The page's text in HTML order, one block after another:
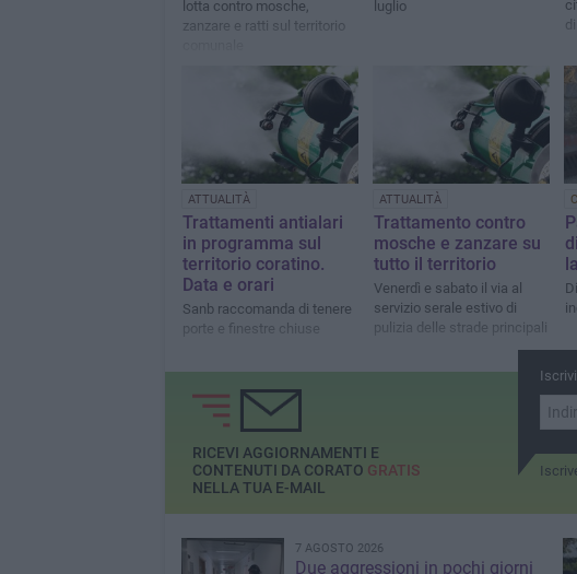
lotta contro mosche,
zanzare e ratti sul territorio
luglio
ATTUALITÀ
Trattamenti antialari
in programma sul
territorio coratino.
Data e orari
Sanb raccomanda di tenere
porte e finestre chiuse
ATTUALITÀ
Trattamento contro
mosche e zanzare su
tutto il territorio
Venerdì e sabato il via al
servizio serale estivo di
pulizia delle strade principali
RICEVI AGGIORNAMENTI E
CONTENUTI DA CORATO GRATIS
NELLA TUA E-MAIL
7 AGOSTO 2026
Due aggressioni in pochi giorni